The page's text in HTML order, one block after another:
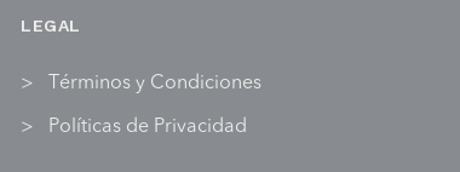
LEGAL
Términos y Condiciones
Políticas de Privacidad